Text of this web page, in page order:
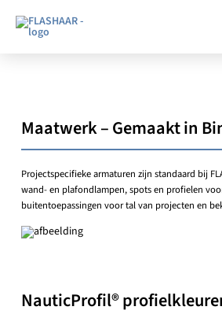
Maatwerk – Gemaakt in
Projectspecifieke armaturen zijn standaard bij
wand- en plafondlampen, spots en profielen
buitentoepassingen voor tal van projecten en
NauticProfil®